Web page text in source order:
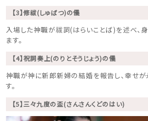
【3】修祓(しゅばつ)の儀
入場した神職が祓詞(はらいことば)を述べ、
ます。
【4】祝詞奏上(のりとそうじょう)の儀
神職が神に新郎新婦の結婚を報告し、幸せが
す。
【5】三々九度の盃(さんさんくどのはい)